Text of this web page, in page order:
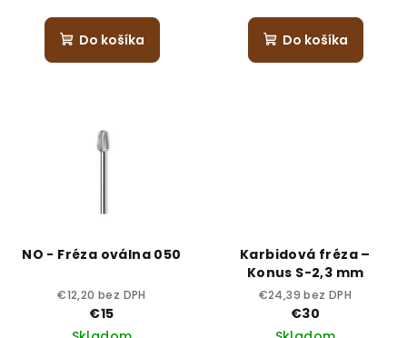
Do košíka Do košíka
NO - Fréza oválna 050
€12,20 bez DPH
€15
Karbidová fréza –
Konus S-2,3 mm
€24,39 bez DPH
€30